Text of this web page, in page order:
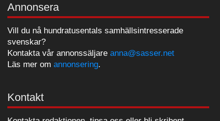
Annonsera
Vill du nå hundratusentals samhällsintresserade
svenskar?
Kontakta vår annonssäljare anna@sasser.net
Läs mer om annonsering.
Kontakt